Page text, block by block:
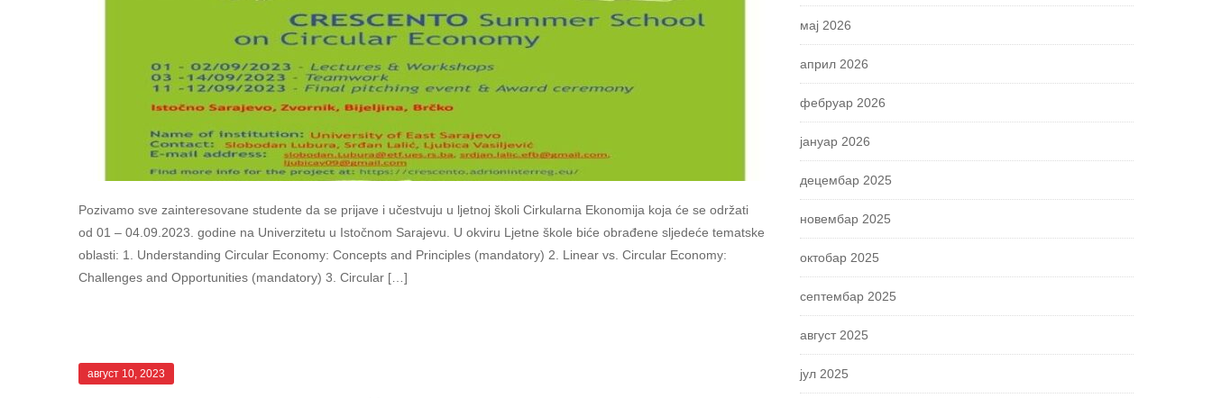
Pozivamo sve zainteresovane studente da se prijave i učestvuju u ljetnoj školi Cirkularna Ekonomija koja će se održati
od 01 – 04.09.2023. godine na Univerzitetu u Istočnom Sarajevu. U okviru Ljetne škole biće obrađene sljedeće tematske
oblasti: 1. Understanding Circular Economy: Concepts and Principles (mandatory) 2. Linear vs. Circular Economy:
Challenges and Opportunities (mandatory) 3. Circular […]
август 10, 2023
мај 2026
април 2026
фебруар 2026
јануар 2026
децембар 2025
новембар 2025
октобар 2025
септембар 2025
август 2025
јул 2025